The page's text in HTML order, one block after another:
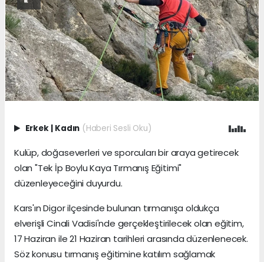
Erkek | Kadın (Haberi Sesli Oku)
Kulüp, doğaseverleri ve sporcuları bir araya getirecek
olan "Tek İp Boylu Kaya Tırmanış Eğitimi"
düzenleyeceğini duyurdu.
Kars'ın Digor ilçesinde bulunan tırmanışa oldukça
elverişli Cinali Vadisi'nde gerçekleştirilecek olan eğitim,
17 Haziran ile 21 Haziran tarihleri arasında düzenlenecek.
Söz konusu tırmanış eğitimine katılım sağlamak